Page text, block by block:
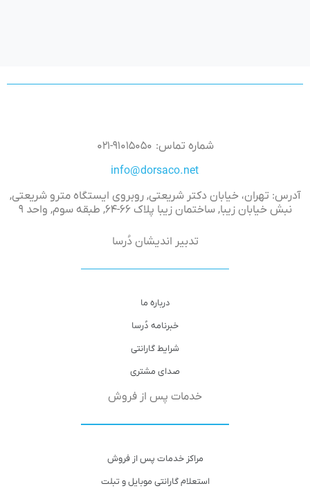
شماره تماس: ۹۱۰۱۵۰۵۰-۰۲۱
آدرس: تهران، خیابان دکتر شریعتی, روبروی ایستگاه مترو شریعتی,
نبش خیابان زیبا, ساختمان زیبا پلاک ۶۶-۶۴, طبقه سوم, واحد ۹
تدبیر اندیشان دُرسا
درباره ما
خبرنامه دُرسا
شرایط گارانتی
صدای مشتری
خدمات پس از فروش
مراکز خدمات پس از فروش
استعلام گارانتی موبایل و تبلت